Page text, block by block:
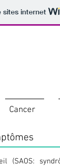
sites internet
Cancer
(SAOS: